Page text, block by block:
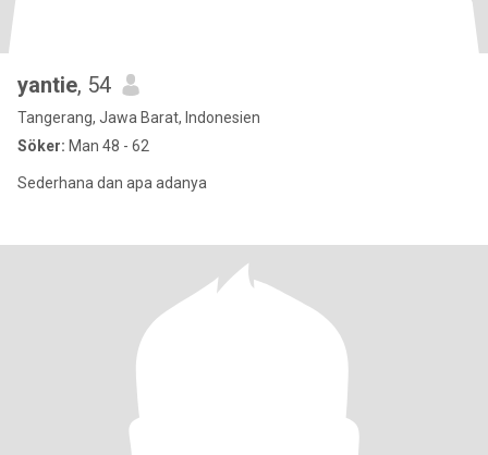
yantie, 54
Tangerang, Jawa Barat, Indonesien
Söker: Man 48 - 62
Sederhana dan apa adanya